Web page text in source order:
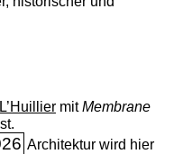
mit ­Membrane
Architektur wird hier